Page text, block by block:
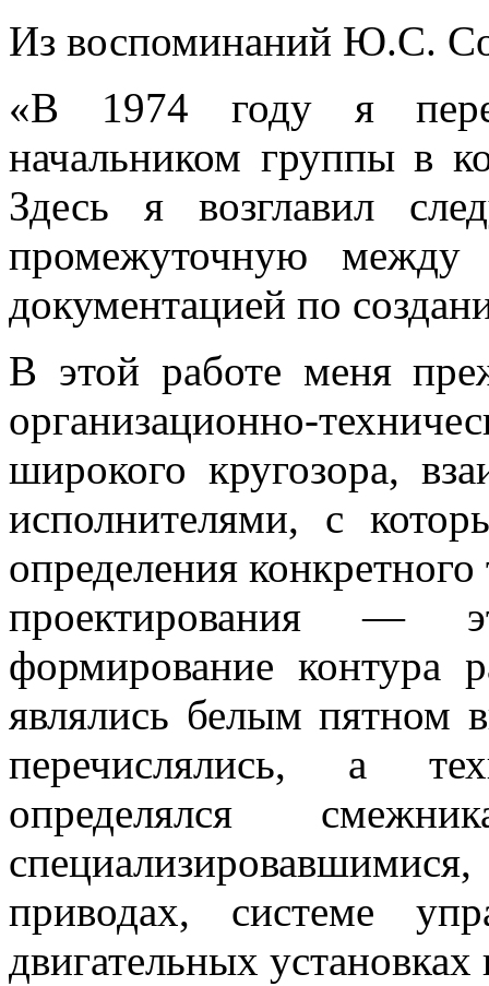
Из воспоминаний Ю.С.
«В 1974 году я
начальником группы в
Здесь я возглавил
промежуточную между
документацией по
В этой работе меня
организационно-
широкого кругозора,
исполнителями, с
определения
проектирования —
формирование контура
являлись белым пятном
перечислялись, а
определялся
приводах, системе
двигательных установках